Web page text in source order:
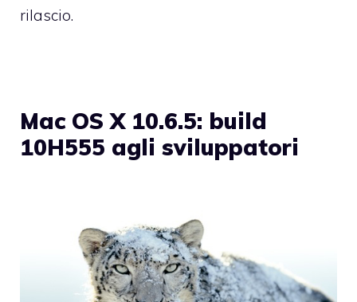
rilascio.
Mac OS X 10.6.5: build
10H555 agli sviluppatori